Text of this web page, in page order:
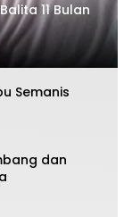
11 Bulan
Semanis
dan